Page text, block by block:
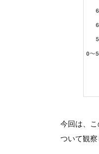
今回は、
ついて観察